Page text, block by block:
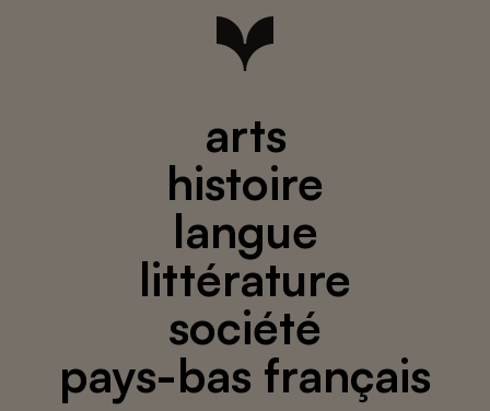
arts
histoire
langue
littérature
société
pays-bas français